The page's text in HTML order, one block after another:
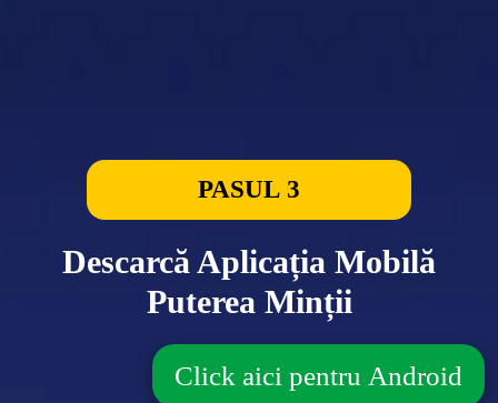
PASUL 3
Descarcă Aplicația Mobilă
Puterea Minții
Click aici pentru Android